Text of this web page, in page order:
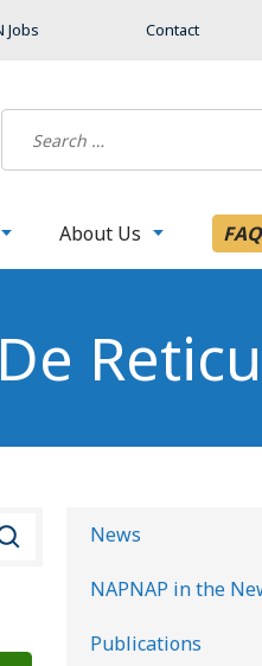
Jobs Contact
About Us FAQ
News
NAPNAP in the
Publications